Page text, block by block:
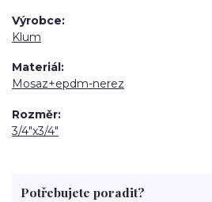
Výrobce
Klum
Materiál
Mosaz+epdm-nerez
Rozměr
3/4"x3/4"
Potřebujete poradit?